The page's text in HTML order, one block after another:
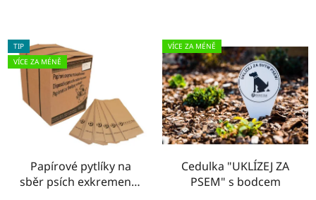
TIP
VÍCE ZA MÉNĚ
Papírové pytlíky na
sběr psích exkrementů
VÍCE ZA MÉNĚ
Cedulka "UKLÍZEJ ZA
PSEM" s bodcem